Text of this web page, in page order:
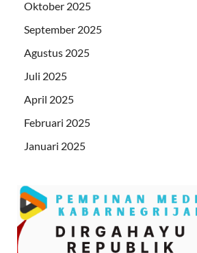
Oktober 2025
September 2025
Agustus 2025
Juli 2025
April 2025
Februari 2025
Januari 2025